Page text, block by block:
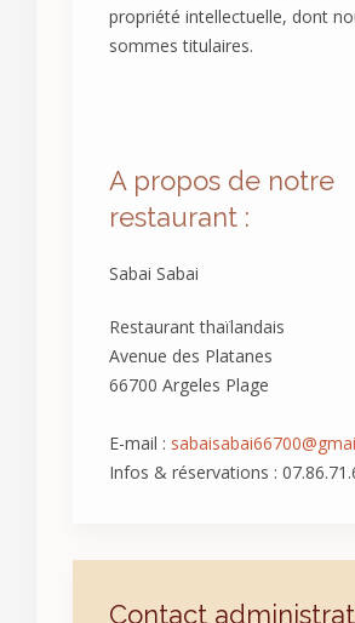
propriété intellectuelle, dont
sommes titulaires.
A propos de notre
restaurant :
Sabai Sabai
Restaurant thaïlandais
Avenue des Platanes
66700 Argeles Plage
E-mail :
Infos & réservations :
Contact